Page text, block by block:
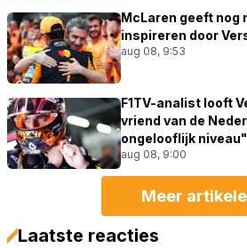
McLaren geeft nog
inspireren door
aug 08, 9:53
F1TV-analist looft
vriend van de
ongelooflijk niveau"
aug 08, 9:00
Meer
Laatste reacties